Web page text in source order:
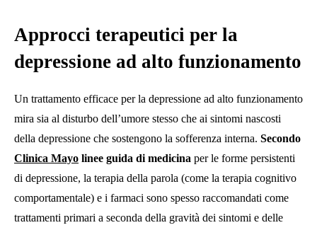
Approcci terapeutici per la
depressione ad alto funzionamento
Un trattamento efficace per la depressione ad alto funzionamento
mira sia al disturbo dell’umore stesso che ai sintomi nascosti
della depressione che sostengono la sofferenza interna. Secondo
Clinica Mayo linee guida di medicina per le forme persistenti
di depressione, la terapia della parola (come la terapia cognitivo
comportamentale) e i farmaci sono spesso raccomandati come
trattamenti primari a seconda della gravità dei sintomi e delle